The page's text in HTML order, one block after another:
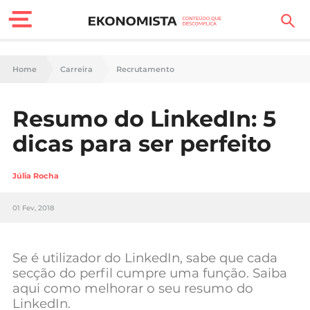
Finanças Pessoais
Carreira
Tecnologia
Negócios
Home Carreira Recrutamento
Resumo do LinkedIn: 5
dicas para ser perfeito
Júlia Rocha
01 Fev, 2018
Se é utilizador do LinkedIn, sabe que cada
secção do perfil cumpre uma função. Saiba
aqui como melhorar o seu resumo do
LinkedIn.